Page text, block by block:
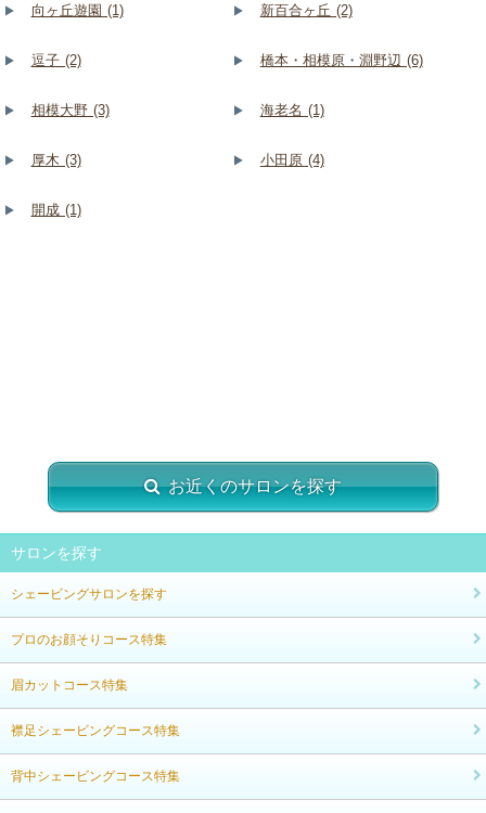
向ヶ丘遊園 (1) 新百合ヶ丘 (2)
逗子 (2) 橋本・相模原・淵野辺 (6)
相模大野 (3) 海老名 (1)
厚木 (3) 小田原 (4)
開成 (1)
お近くのサロンを探す
サロンを探す
シェービングサロンを探す
プロのお顔そりコース特集
眉カットコース特集
襟足シェービングコース特集
背中シェービングコース特集